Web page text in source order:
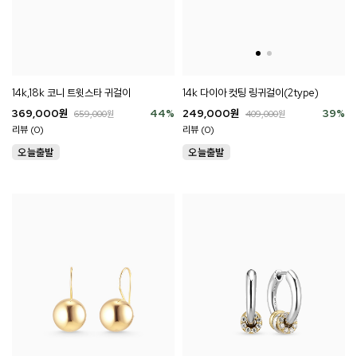
14k,18k 코니 트윗스타 귀걸이
44%
369,000원 659,000원
리뷰 (0)
14k 다이아 컷팅 링귀걸이(2type)
39%
249,000원 409,000원
리뷰 (0)